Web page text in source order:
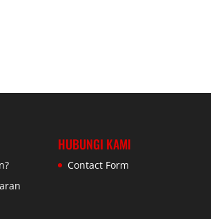
HUBUNGI KAMI
Contact Form